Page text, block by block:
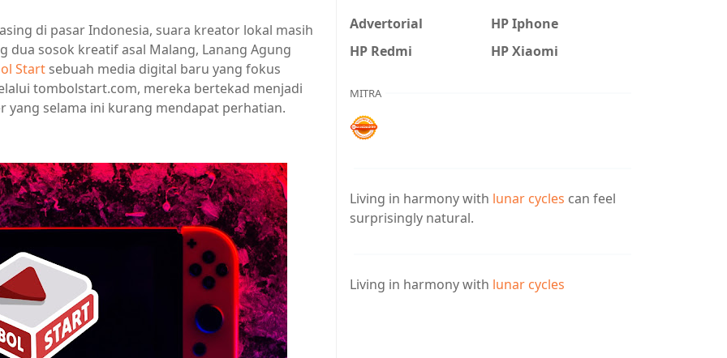
di pasar Indonesia, suara kreator lokal masih
sosok kreatif asal Malang, Lanang Agung
Start sebuah media digital baru yang fokus
tombolstart.com, mereka bertekad menjadi
selama ini kurang mendapat perhatian.
Advertorial
HP Iphone
HP Redmi
HP Xiaomi
MITRA
Living in harmony with lunar cycles can feel
surprisingly natural.
Living in harmony with lunar cycles